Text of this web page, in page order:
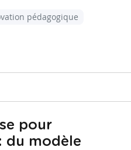
pédagogique
pour
du modèle